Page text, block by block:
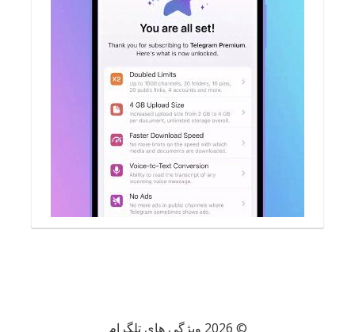
© 2026 ویژگی های تلگرام